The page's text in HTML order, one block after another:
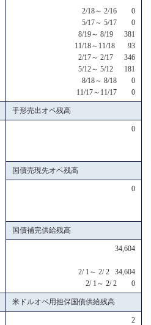
2/18～ 2/16 0
5/17～ 5/17 0
8/19～ 8/19 381
11/18～11/18 93
2/17～ 2/17 346
5/12～ 5/12 181
8/18～ 8/18 0
11/17～11/17 0
手形売出オペ残高
0
国債売現先オペ残高
0
国債補完供給残高
34,604
2/ 1～ 2/ 2 34,604
2/ 1～ 2/ 2 0
米ドルオペ用担保国債供給残高
2